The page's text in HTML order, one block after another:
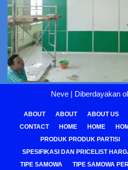
Neve| Diberdayakan
ABOUT ABOUT ABOUT US
CONTACT
HOME HOME
PRODUK PRODUK PARTISI
SPESIFIKASI DAN PRICELIST
TIPE SAMOWA
TIPE SAMOWA